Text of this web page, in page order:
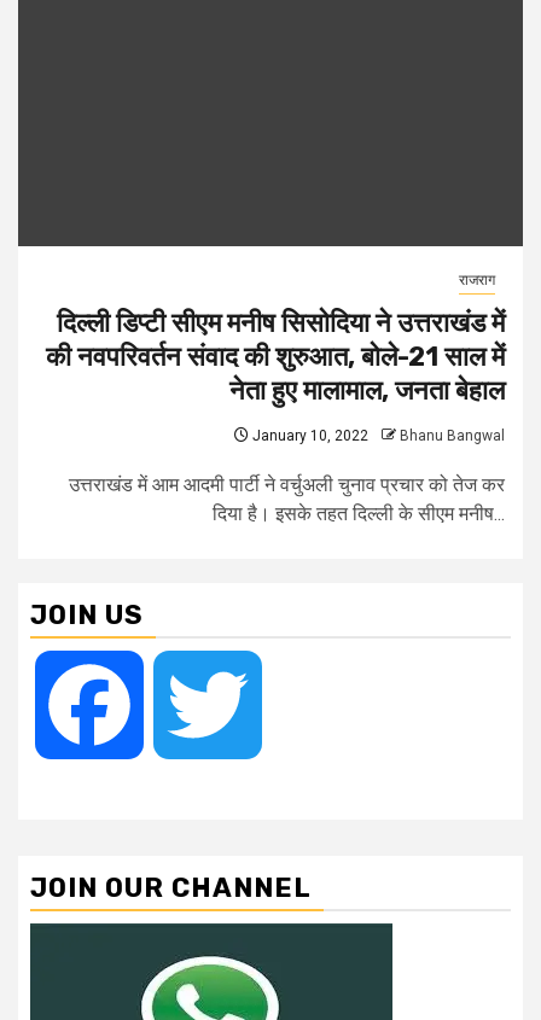
राजराग
दिल्ली डिप्टी सीएम मनीष सिसोदिया ने उत्तराखंड में
की नवपरिवर्तन संवाद की शुरुआत, बोले-21 साल में
नेता हुए मालामाल, जनता बेहाल
January 10, 2022 Bhanu Bangwal
उत्तराखंड में आम आदमी पार्टी ने वर्चुअली चुनाव प्रचार को तेज कर
दिया है। इसके तहत दिल्ली के सीएम मनीष...
JOIN US
Facebook
JOIN OUR CHANNEL